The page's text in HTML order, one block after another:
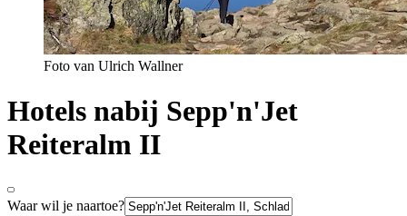
Foto van Ulrich Wallner
Hotels nabij Sepp'n'Jet
Reiteralm II
Waar wil je naartoe?